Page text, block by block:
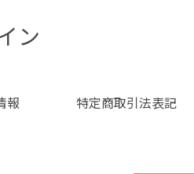
ン
報 特定商取引法表記